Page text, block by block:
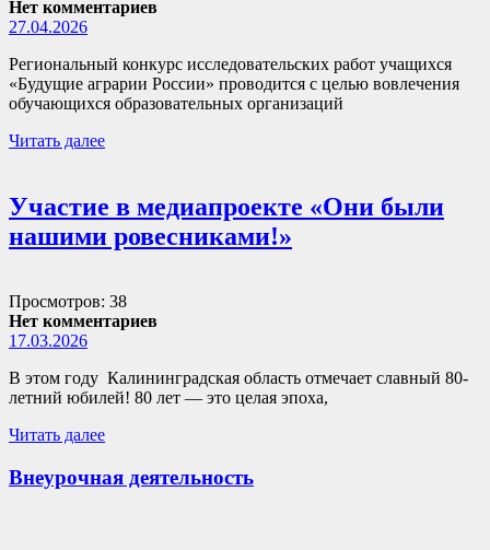
Нет комментариев
27.04.2026
Региональный конкурс исследовательских работ учащихся
«Будущие аграрии России» проводится с целью вовлечения
обучающихся образовательных организаций
Читать далее
Участие в медиапроекте «Они были
нашими ровесниками!»
Просмотров: 38
Нет комментариев
17.03.2026
В этом году Калининградская область отмечает славный 80-
летний юбилей! 80 лет — это целая эпоха,
Читать далее
Внеурочная деятельность